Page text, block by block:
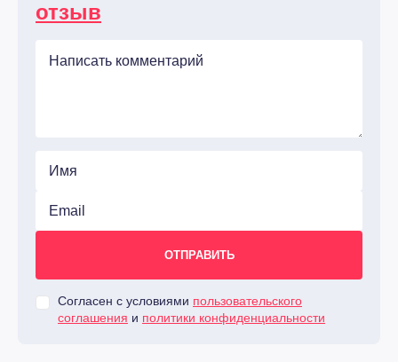
отзыв
Согласен с условиями пользовательского
соглашения и политики конфиденциальности